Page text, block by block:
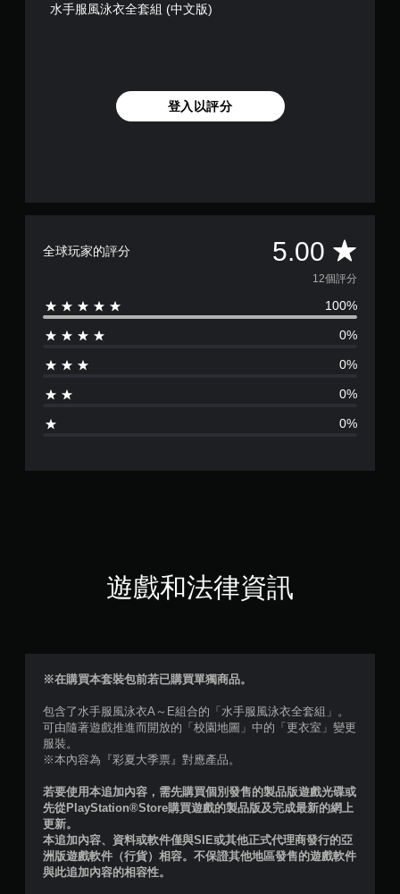
水手服風泳衣全套組 (中文版)
登入以評分
全球玩家的評分 5.00 平
均
評
分
5
星
）
共
1
2
12個評分
100%
0%
0%
0%
0%
遊戲和法律資訊
※在購買本套裝包前若已購買單獨商品。
包含了水手服風泳衣A～E組合的「水手服風泳衣全套組」。
可由隨著遊戲推進而開放的「校園地圖」中的「更衣室」變更
服裝。
※本內容為『彩夏大季票』對應產品。
若要使用本追加內容，需先購買個別發售的製品版遊戲光碟或
先從PlayStation®Store購買遊戲的製品版及完成最新的網上
更新。
本追加內容、資料或軟件僅與SIE或其他正式代理商發行的亞
洲版遊戲軟件（行貨）相容。不保證其他地區發售的遊戲軟件
與此追加內容的相容性。